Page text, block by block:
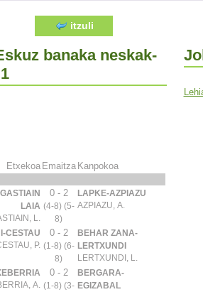
itzuli
banaka neskak-
Etxekoa Emaitza Kanpokoa
LAIA
L.
0 - 2
(4-8) (5-
8)
LAPKE-AZPIAZU
AZPIAZU, A.
CESTAU
P.
0 - 2
(1-8) (6-
8)
BEHAR ZANA-
LERTXUNDI
LERTXUNDI, L.
A.
0 - 2
(1-8) (3-
BERGARA-
EGIZABAL